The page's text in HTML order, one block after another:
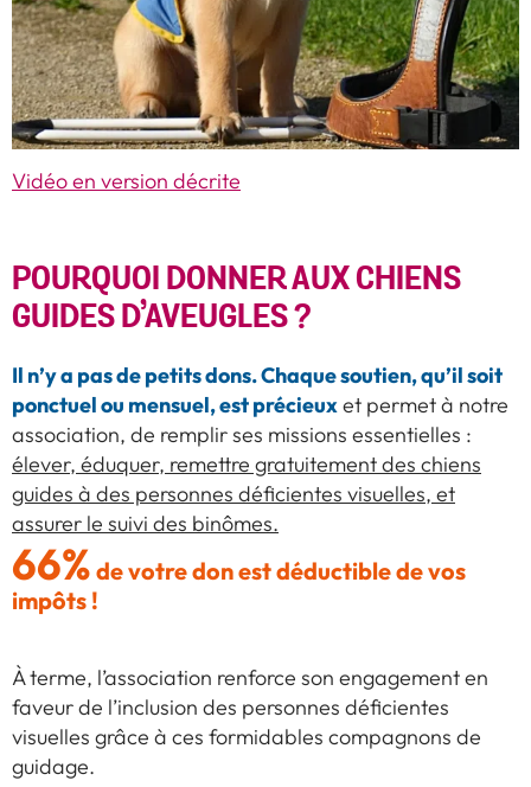
Vidéo en version décrite
POURQUOI DONNER AUX CHIENS
GUIDES D’AVEUGLES ?
Il n’y a pas de petits dons. Chaque soutien, qu’il soit
ponctuel ou mensuel, est précieuxet permet à notre
association, de remplir ses missions essentielles :
élever, éduquer, remettre gratuitement des chiens
guides à des personnes déficientes visuelles, et
assurer le suivi des binômes.
66%de votre don est déductible de vos
impôts !
À terme, l’association renforce son engagement en
faveur de l’inclusion des personnes déficientes
visuelles grâce à ces formidables compagnons de
guidage.